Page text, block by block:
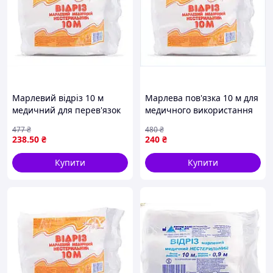
Марлевий відріз 10 м
медичний для перев'язок
капілярністю тип 17
238.50 ₴
477₴
Купити
Марлева пов'язка 10 м для
медичного використання
капілярність
240 ₴
480₴
Купити